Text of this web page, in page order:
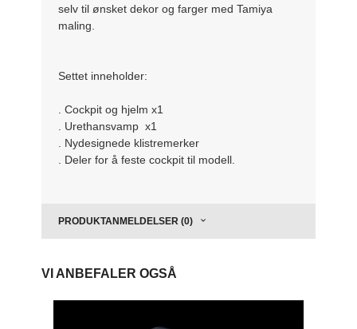
selv til ønsket dekor og farger med Tamiya
maling.
Settet inneholder:
. Cockpit og hjelm x1
. Urethansvamp x1
. Nydesignede klistremerker
. Deler for å feste cockpit til modell.
PRODUKTANMELDELSER (0)
VI ANBEFALER OGSÅ